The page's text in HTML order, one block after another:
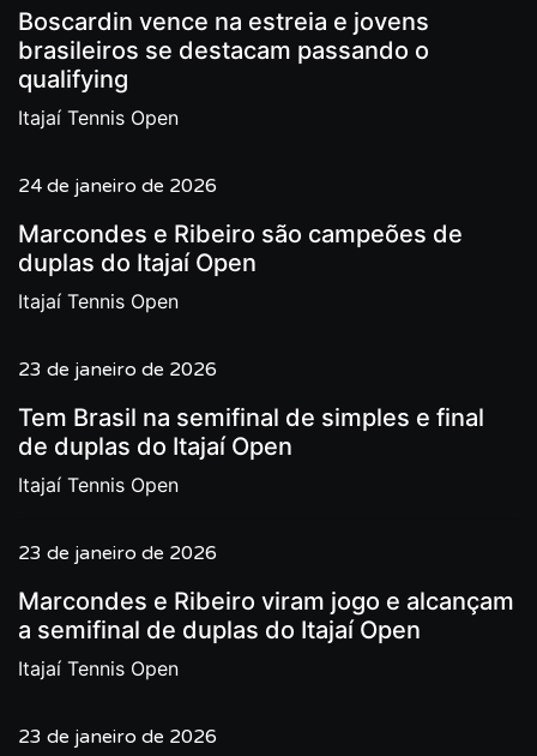
Boscardin vence na estreia e jovens
brasileiros se destacam passando o
qualifying
Itajaí Tennis Open
24 de janeiro de 2026
Marcondes e Ribeiro são campeões de
duplas do Itajaí Open
Itajaí Tennis Open
23 de janeiro de 2026
Tem Brasil na semifinal de simples e final
de duplas do Itajaí Open
Itajaí Tennis Open
23 de janeiro de 2026
Marcondes e Ribeiro viram jogo e alcançam
a semifinal de duplas do Itajaí Open
Itajaí Tennis Open
23 de janeiro de 2026